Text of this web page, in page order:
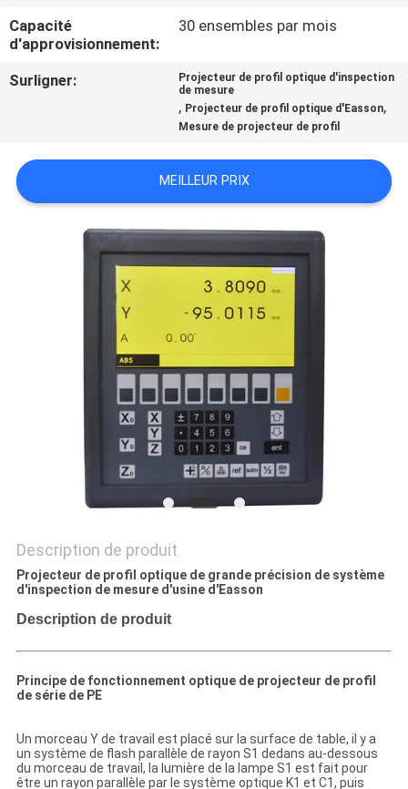
CONTACTEZ-
NOUS
CAS
Capacité
d'approvisionnement:
30 ensembles par mois
Surligner:
Projecteur de profil optique d'inspection
de mesure
, Projecteur de profil optique d'Easson,
Mesure de projecteur de profil
MEILLEUR PRIX
Description de produit
Projecteur de profil optique de grande précision de système
d'inspection de mesure d'usine d'Easson
Description de produit
Principe de fonctionnement optique de projecteur de profil
de série de PE
Un morceau Y de travail est placé sur la surface de table, il y a
un système de flash parallèle de rayon S1 dedans au-dessous
du morceau de travail, la lumière de la lampe S1 est fait pour
être un rayon parallèle par le système optique K1 et C1, puis